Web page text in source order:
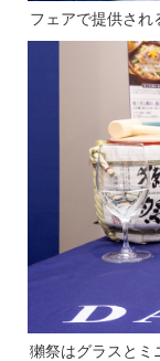
フェアで提供され
獺祭はグラスとミ